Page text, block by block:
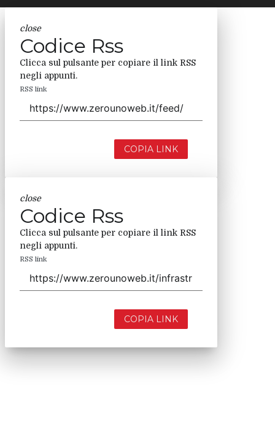
close
Codice Rss
Clicca sul pulsante per copiare il link RSS
negli appunti.
RSS link
COPIA LINK
close
Codice Rss
Clicca sul pulsante per copiare il link RSS
negli appunti.
RSS link
COPIA LINK